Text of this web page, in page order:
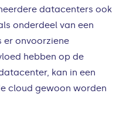
datacenters ook
onderdeel van een
er onvoorziene
hebben op de
kan in een
cloud gewoon worden